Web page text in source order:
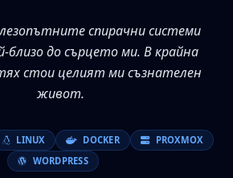
спирачни системи
до сърцето ми. В крайна
стои целият ми съзнателен
живот.
LINUX DOCKER
PROXMOX
WORDPRESS